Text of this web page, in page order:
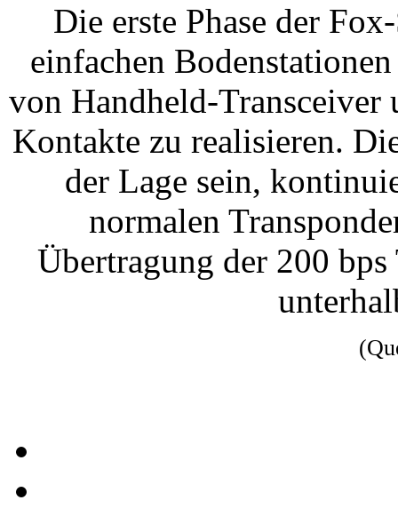
Die erste Phase der
einfachen
von Handheld-Transceiver
Kontakte zu realisieren.
der Lage sein,
normalen
Übertragung der 200